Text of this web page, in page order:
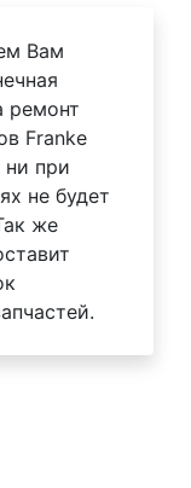
Вам
ремонт
Franke
ни при
не будет
же